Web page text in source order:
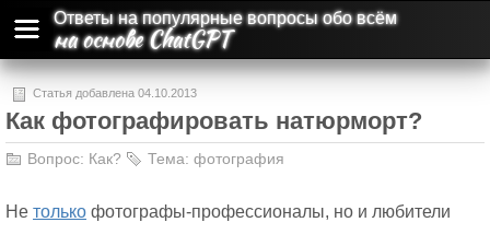
Ответы на популярные вопросы обо всём
на основе ChatGPT
Статья добавлена 04.10.2013
Как фотографировать натюрморт?
Вопрос: Как? Тема: фотография
Не только фотографы-профессионалы, но и любители